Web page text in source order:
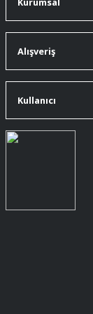
91 mm çakıma tam
Memnumum
Alışveriş
Kullanıcı